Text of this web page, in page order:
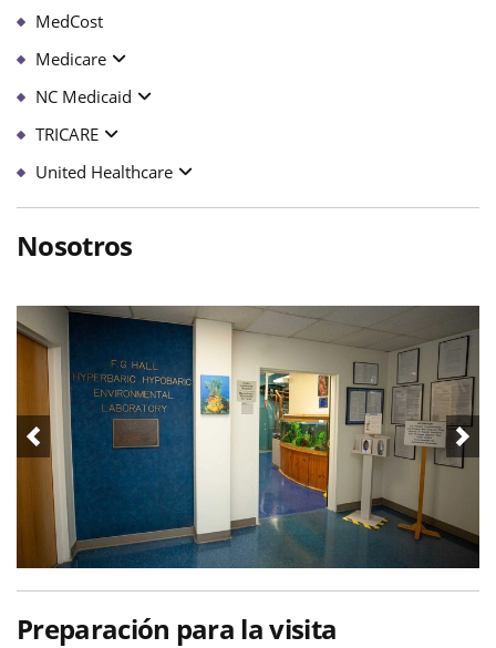
MedCost
Medicare
NC Medicaid
TRICARE
United Healthcare
Nosotros
Preparación para la visita